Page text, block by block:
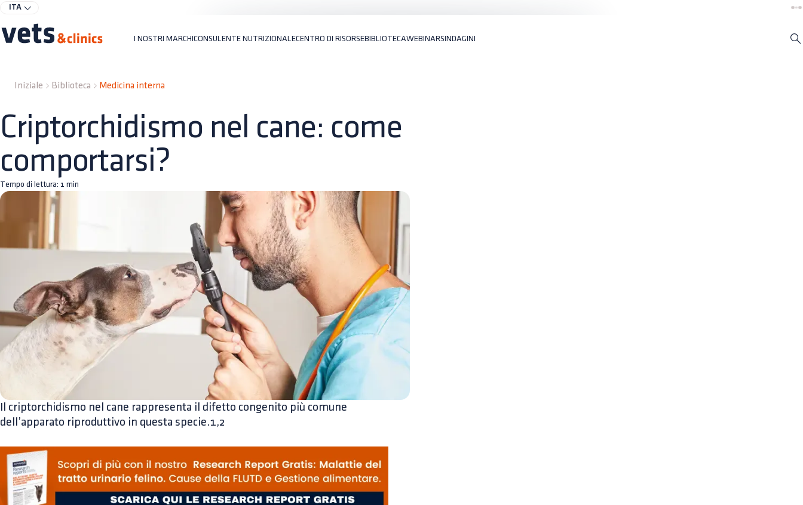
ITA
I NOSTRI MARCHICONSULENTE NUTRIZIONALECENTRO DI RISORSEBIBLIOTECAWEBINARSINDAGINI
Iniziale Biblioteca Medicina interna
Criptorchidismo nel cane: come
comportarsi?
Tempo di lettura: 1 min
Il criptorchidismo nel cane rappresenta il difetto congenito più comune
dell’apparato riproduttivo in questa specie.1,2